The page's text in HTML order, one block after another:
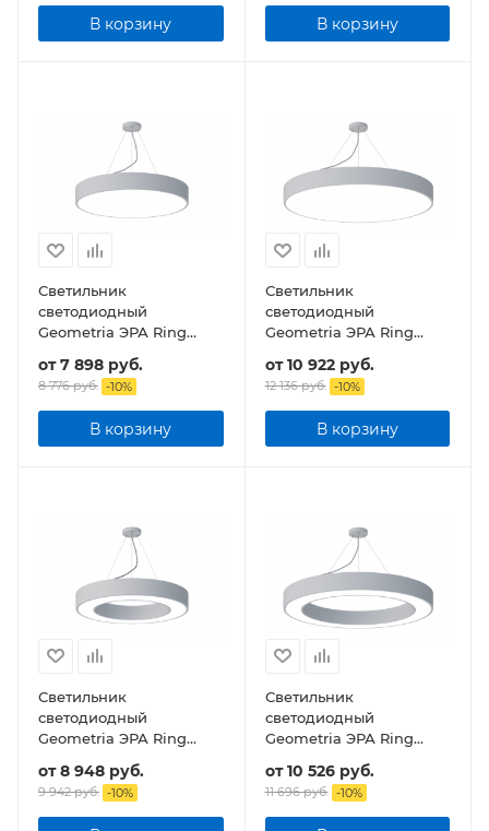
В корзину В корзину
Светильник
светодиодный
Geometria ЭРА Ring
4000К 4000Лм IP40
600*600*80 подвесной
от7 898 руб.
8 776 руб. -10%
В корзину
Светильник
светодиодный
Geometria ЭРА Ring
4000К 6000Лм IP40
800*800*80 подвесной
от10 922 руб.
12 136 руб. -10%
В корзину
Светильник
светодиодный
Geometria ЭРА Ring
4000К 3200Лм IP40
600*600*80 подвесной
от8 948 руб.
9 942 руб. -10%
Светильник
светодиодный
Geometria ЭРА Ring
4000К 4200Лм IP40
800*800*80 подвесной
от10 526 руб.
11 696 руб. -10%